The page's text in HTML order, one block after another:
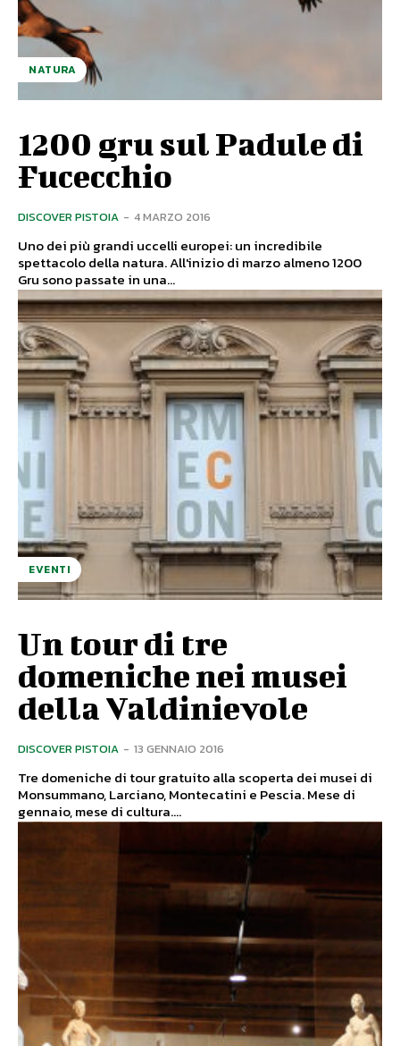
NATURA
1200 gru sul Padule di
Fucecchio
DISCOVER PISTOIA - 4 MARZO 2016
Uno dei più grandi uccelli europei: un incredibile
spettacolo della natura. All'inizio di marzo almeno 1200
Gru sono passate in una...
EVENTI
Un tour di tre
domeniche nei musei
della Valdinievole
DISCOVER PISTOIA - 13 GENNAIO 2016
Tre domeniche di tour gratuito alla scoperta dei musei di
Monsummano, Larciano, Montecatini e Pescia. Mese di
gennaio, mese di cultura....